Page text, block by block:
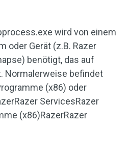
wird von einem
oder Gerät (z.B. Razer
benötigt, das auf
Normalerweise befindet
(x86) oder
ServicesRazer
(x86)RazerRazer